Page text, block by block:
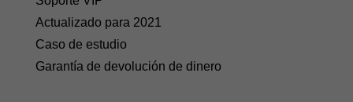
Actualizado para 2021
Caso de estudio
Garantía de devolución de dinero